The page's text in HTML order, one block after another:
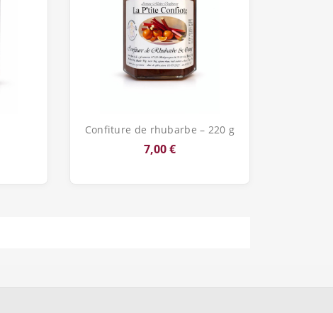
Aperçu rapide
Confiture de rhubarbe – 220 g
7,00 €